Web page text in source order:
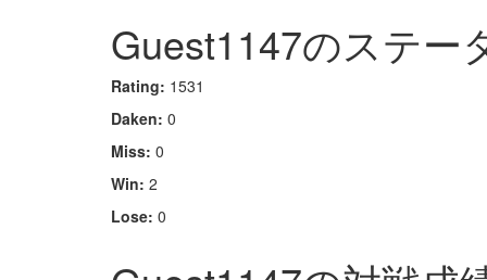
Guest1147のステー
Rating: 1531
Daken: 0
Miss: 0
Win: 2
Lose: 0